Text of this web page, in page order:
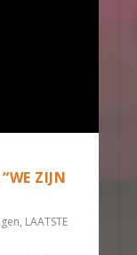
ZIJN
, LAATSTE